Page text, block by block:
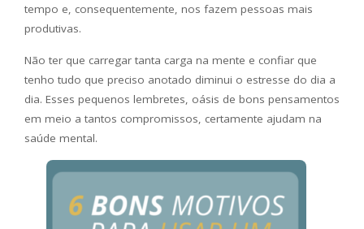
tempo e, consequentemente, nos fazem pessoas mais
produtivas.
Não ter que carregar tanta carga na mente e confiar que
tenho tudo que preciso anotado diminui o estresse do dia a
dia. Esses pequenos lembretes, oásis de bons pensamentos
em meio a tantos compromissos, certamente ajudam na
saúde mental.